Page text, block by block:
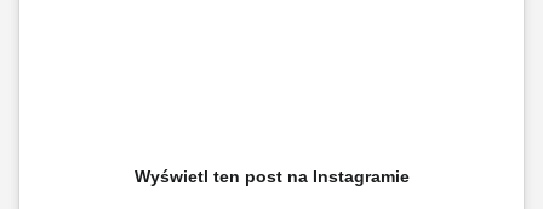
Wyświetl ten post na Instagramie